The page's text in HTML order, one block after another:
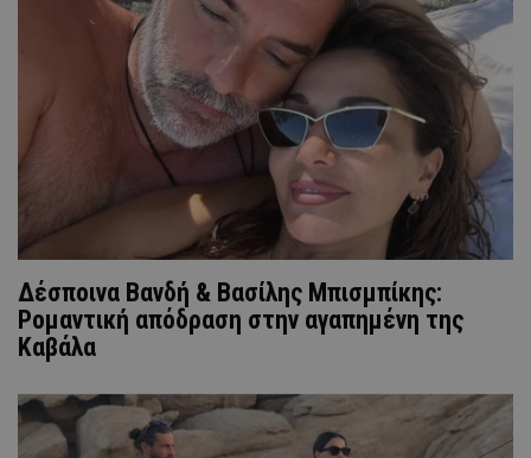
Δέσποινα Βανδή & Βασίλης Μπισμπίκης:
Ρομαντική απόδραση στην αγαπημένη της
Καβάλα